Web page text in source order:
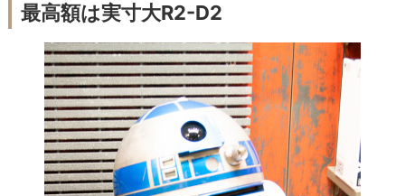
最高額は実寸大R2-D2